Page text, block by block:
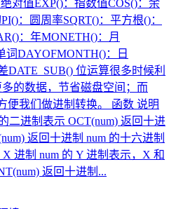
对值EXP()：指数值COS()：余
：圆周率SQRT()：平方根()：
：年MONETH()：月
DAYOFMONTH()：日
DATE_SUB() 位运算很多时候利
的数据，节省磁盘空间；而
便我们做进制转换。 函数 说明
二进制表示 OCT(num) 返回十进
返回十进制 num 的十六进制
进制 num 的 Y 进制表示，X 和
返回十进制...